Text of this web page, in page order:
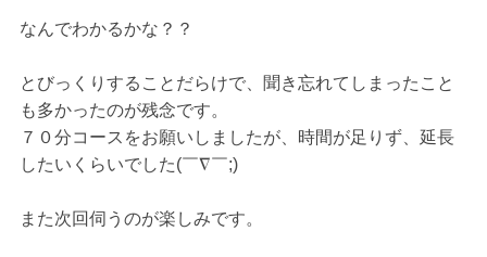
なんでわかるかな？？
とびっくりすることだらけで、聞き忘れてしまったこと
も多かったのが残念です。
７０分コースをお願いしましたが、時間が足りず、延長
したいくらいでした(￣∇￣;)
また次回伺うのが楽しみです。